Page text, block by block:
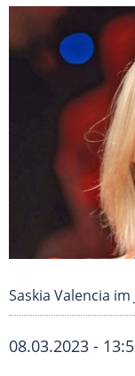
Saskia Valencia im
08.03.2023 -